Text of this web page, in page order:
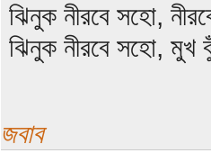
ঝিনুক নীরবে সহো,
ঝিনুক নীরবে সহো,
জবাব